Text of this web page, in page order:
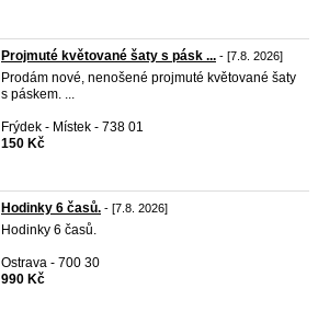
Projmuté květované šaty s pásk ... - [7.8. 2026]
Prodám nové, nenošené projmuté květované šaty
s páskem. ...
Frýdek - Místek - 738 01
150 Kč
Hodinky 6 časů. - [7.8. 2026]
Hodinky 6 časů.
Ostrava - 700 30
990 Kč